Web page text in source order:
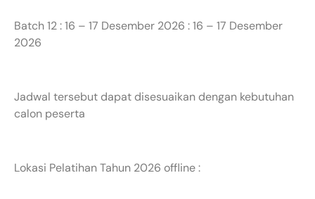
Batch 12 : 16 – 17 Desember 2026 : 16 – 17 Desember
2026
Jadwal tersebut dapat disesuaikan dengan kebutuhan
calon peserta
Lokasi Pelatihan Tahun 2026 offline :